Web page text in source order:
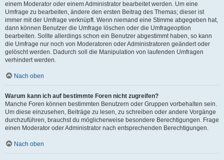
einem Moderator oder einem Administrator bearbeitet werden. Um eine
Umfrage zu bearbeiten, ändere den ersten Beitrag des Themas; dieser ist
immer mit der Umfrage verknüpft. Wenn niemand eine Stimme abgegeben hat,
dann können Benutzer die Umfrage löschen oder die Umfrageoption
bearbeiten. Sollte allerdings schon ein Benutzer abgestimmt haben, so kann
die Umfrage nur noch von Moderatoren oder Administratoren geändert oder
gelöscht werden. Dadurch soll die Manipulation von laufenden Umfragen
verhindert werden.
Nach oben
Warum kann ich auf bestimmte Foren nicht zugreifen?
Manche Foren können bestimmten Benutzern oder Gruppen vorbehalten sein.
Um diese einzusehen, Beiträge zu lesen, zu schreiben oder andere Vorgänge
durchzuführen, brauchst du möglicherweise besondere Berechtigungen. Frage
einen Moderator oder Administrator nach entsprechenden Berechtigungen.
Nach oben